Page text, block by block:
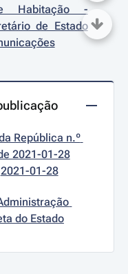
e Habitação -
de Estado
República n.º
2021-01-28
2021-01-28
do Estado